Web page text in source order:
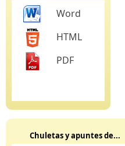
Word
HTML
PDF
Chuletas y apuntes de...